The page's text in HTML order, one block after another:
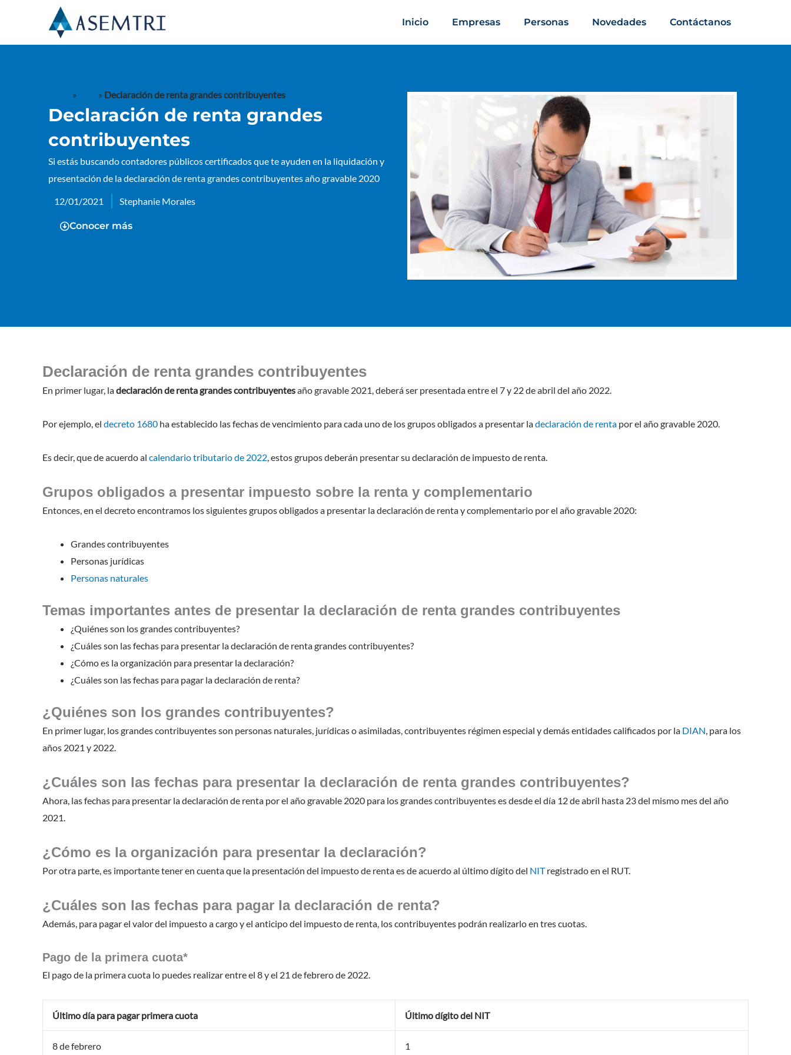
contenido
Inicio Empresas Personas Novedades Contáctanos
» » Declaración de renta grandes contribuyentes
Declaración de renta grandes
contribuyentes
Si estás buscando contadores públicos certificados que te ayuden en la liquidación y
presentación de la declaración de renta grandes contribuyentes año gravable 2020
12/01/2021 Stephanie Morales
Conocer más
Declaración de renta grandes contribuyentes
En primer lugar, ladeclaración de renta grandes contribuyentesaño gravable 2021, deberá ser presentada entre el 7 y 22 de abril del año 2022.
Por ejemplo, el decreto 1680 ha establecido las fechas de vencimiento para cada uno de los grupos obligados a presentar ladeclaración de renta por el año gravable 2020.
Es decir, que de acuerdo al calendario tributario de 2022, estos grupos deberán presentar su declaración de impuesto de renta.
Grupos obligados a presentar impuesto sobre la renta y complementario
Entonces, en el decreto encontramos los siguientes grupos obligados a presentar la declaración de renta y complementario por el año gravable 2020:
Grandes contribuyentes
Personas jurídicas
Personas naturales
Temas importantes antes de presentar la declaración de renta grandes contribuyentes
¿Quiénes son los grandes contribuyentes?
¿Cuáles son las fechas para presentar la declaración de renta grandes contribuyentes?
¿Cómo es la organización para presentar la declaración?
¿Cuáles son las fechas para pagar la declaración de renta?
¿Quiénes son los grandes contribuyentes?
En primer lugar, los grandes contribuyentes son personas naturales, jurídicas o asimiladas, contribuyentes régimen especial y demás entidades calificados por la DIAN, para los
años 2021 y 2022.
¿Cuáles son las fechas para presentar la declaración de renta grandes contribuyentes?
Ahora, las fechas para presentar la declaración de renta por el año gravable 2020 para los grandes contribuyentes es desde el día 12 de abril hasta 23 del mismo mes del año
2021.
¿Cómo es la organización para presentar la declaración?
Por otra parte, es importante tener en cuenta que la presentación del impuesto de renta es de acuerdo al último dígito del NITregistrado en el RUT.
¿Cuáles son las fechas para pagar la declaración de renta?
Además, para pagar el valor del impuesto a cargo y el anticipo del impuesto de renta, los contribuyentes podrán realizarlo en tres cuotas.
Pago de la primera cuota*
El pago de la primera cuota lo puedes realizar entre el 8 y el 21 de febrero de 2022.
Último día para pagar primera cuota Último dígito del NIT
8 de febrero 1